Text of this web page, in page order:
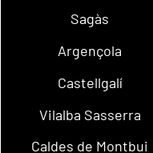
Sagàs
Argençola
Castellgalí
Vilalba Sasserra
Caldes de Montbui